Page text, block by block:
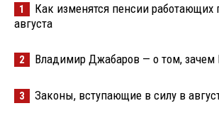
1
Как изменятся пенсии работающих
августа
2 Владимир Джабаров — о том, зачем
3 Законы, вступающие в силу в